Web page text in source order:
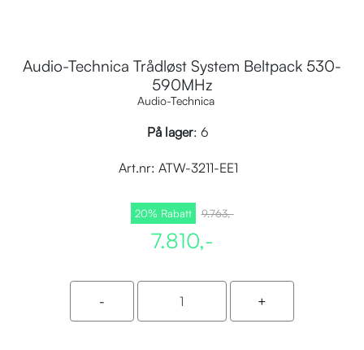
Audio-Technica Trådløst System Beltpack 530-
590MHz
Audio-Technica
På lager: 6
Art.nr: ATW-3211-EE1
20% Rabatt 9.763,-
7.810,-